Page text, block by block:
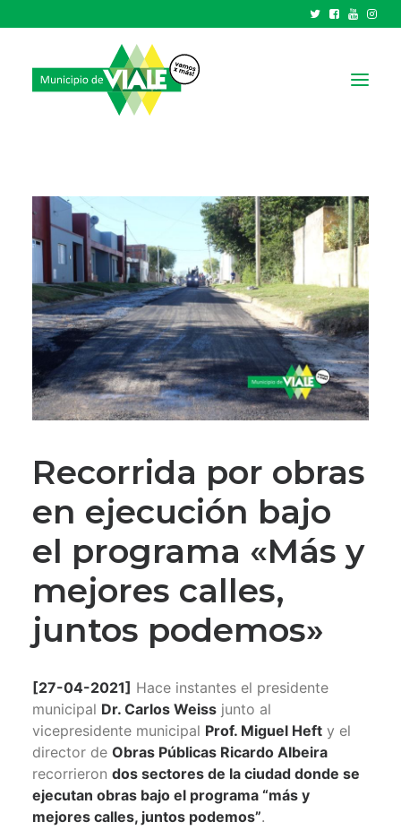
GOBIERNO
HCD
TRÁMITES Y SERVICIOS
CIUDAD
PARQUE INDUSTRIAL
RECAUDACIONES
Recorrida por obras
en ejecución bajo
el programa «Más y
mejores calles,
juntos podemos»
[27-04-2021] Hace instantes el presidente
municipal Dr. Carlos Weiss junto al
vicepresidente municipal Prof. Miguel Heft y el
director de Obras Públicas Ricardo Albeira
recorrieron dos sectores de la ciudad donde se
ejecutan obras bajo el programa “más y
mejores calles, juntos podemos”.